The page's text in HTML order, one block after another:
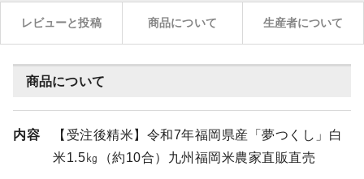
レビューと投稿 商品について 生産者について
商品について
内容
【受注後精米】令和7年福岡県産「夢つくし」白
米1.5㎏（約10合）九州福岡米農家直販直売